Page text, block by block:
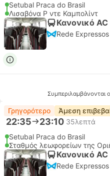
Setubal Praca do Brasil
Λισαβόνα Ρ ντε Καμπολίντ
Κανονικό
Rede Expressos
Συμπεριλαμβάνονται
Γρηγορότερο Άμεση
22:35 23:10 35λεπτά
Setubal Praca do Brasil
Κανονικό
Rede Expressos